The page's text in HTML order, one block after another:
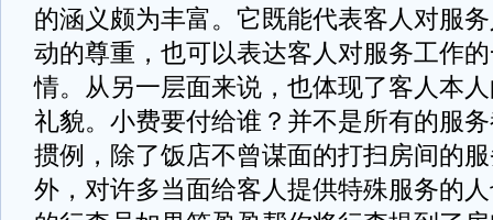
的涵义颇为丰富。它既能代表客人对服
动的尊重，也可以表达客人对服务工作
情。从另一层面来说，也体现了客人本
礼貌。小费要付给谁？并不是所有的服
掼例，除了饭店不曾谋面的打扫房间的
外，对许多当面给客人提供特殊服务的